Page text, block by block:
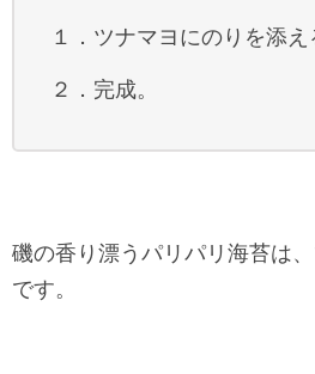
１．ツナマヨにのりを添え
２．完成。
磯の香り漂うパリパリ海苔は
です。